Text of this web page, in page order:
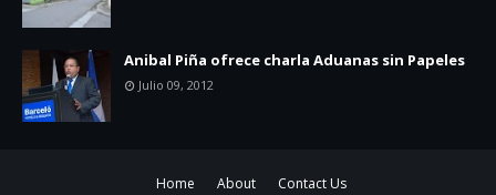
Anibal Piña ofrece charla Aduanas sin Papeles
Julio 09, 2012
Home About Contact Us